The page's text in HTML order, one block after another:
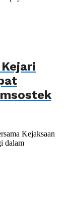
Kejaksaan
dalam